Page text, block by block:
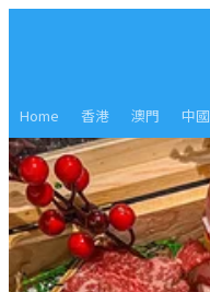
Home 香港 澳門 中國